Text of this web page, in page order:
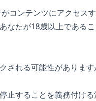
コンテンツにアクセス
なたが18歳以上である
される可能性がありま
止することを義務付け